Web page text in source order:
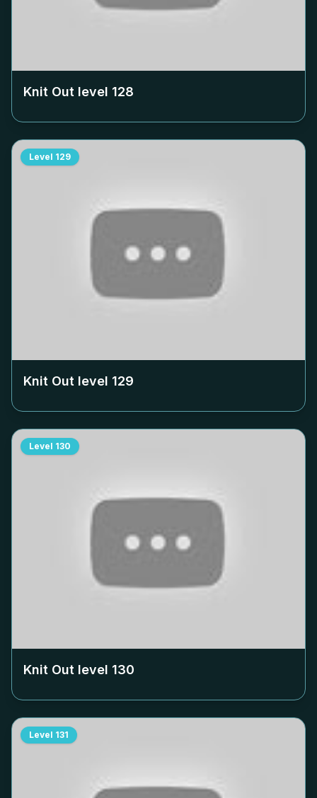
Knit Out level 128
Level 129
Knit Out level 129
Level 130
Knit Out level 130
Level 131